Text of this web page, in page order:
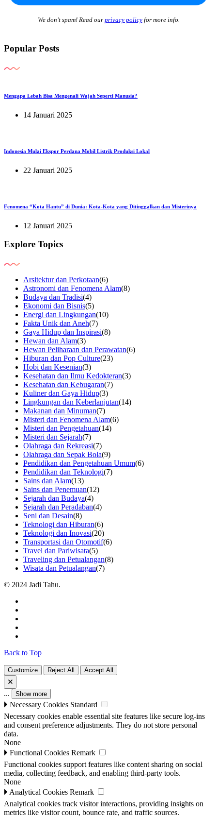
We don’t spam! Read our privacy policyfor more info.
Popular Posts
Mengapa Lebah Bisa Mengenali Wajah Seperti Manusia?
14 Januari 2025
Indonesia Mulai Ekspor Perdana Mobil Listrik Produksi Lokal
22 Januari 2025
Fenomena “Kota Hantu” di Dunia: Kota-Kota yang Ditinggalkan dan Misterinya
12 Januari 2025
Explore Topics
Arsitektur dan Perkotaan(6)
Astronomi dan Fenomena Alam(8)
Budaya dan Tradisi(4)
Ekonomi dan Bisnis(5)
Energi dan Lingkungan(10)
Fakta Unik dan Aneh(7)
Gaya Hidup dan Inspirasi(8)
Hewan dan Alam(3)
Hewan Peliharaan dan Perawatan(6)
Hiburan dan Pop Culture(23)
Hobi dan Kesenian(3)
Kesehatan dan Ilmu Kedokteran(3)
Kesehatan dan Kebugaran(7)
Kuliner dan Gaya Hidup(3)
Lingkungan dan Keberlanjutan(14)
Makanan dan Minuman(7)
Misteri dan Fenomena Alam(6)
Misteri dan Pengetahuan(14)
Misteri dan Sejarah(7)
Olahraga dan Rekreasi(7)
Olahraga dan Sepak Bola(9)
Pendidikan dan Pengetahuan Umum(6)
Pendidikan dan Teknologi(7)
Sains dan Alam(13)
Sains dan Penemuan(12)
Sejarah dan Budaya(4)
Sejarah dan Peradaban(4)
Seni dan Desain(8)
Teknologi dan Hiburan(6)
Teknologi dan Inovasi(20)
Transportasi dan Otomotif(6)
Travel dan Pariwisata(5)
Traveling dan Petualangan(8)
Wisata dan Petualangan(7)
© 2024 Jadi Tahu.
Back to Top
Customize Reject All
Accept All
🗙
... Show more
🞂 Necessary Cookies Standard
Necessary cookies enable essential site features like secure log-ins
and consent preference adjustments. They do not store personal
data.
None
🞂 Functional Cookies Remark
Functional cookies support features like content sharing on social
media, collecting feedback, and enabling third-party tools.
None
🞂 Analytical Cookies Remark
Analytical cookies track visitor interactions, providing insights on
metrics like visitor count, bounce rate, and traffic sources.